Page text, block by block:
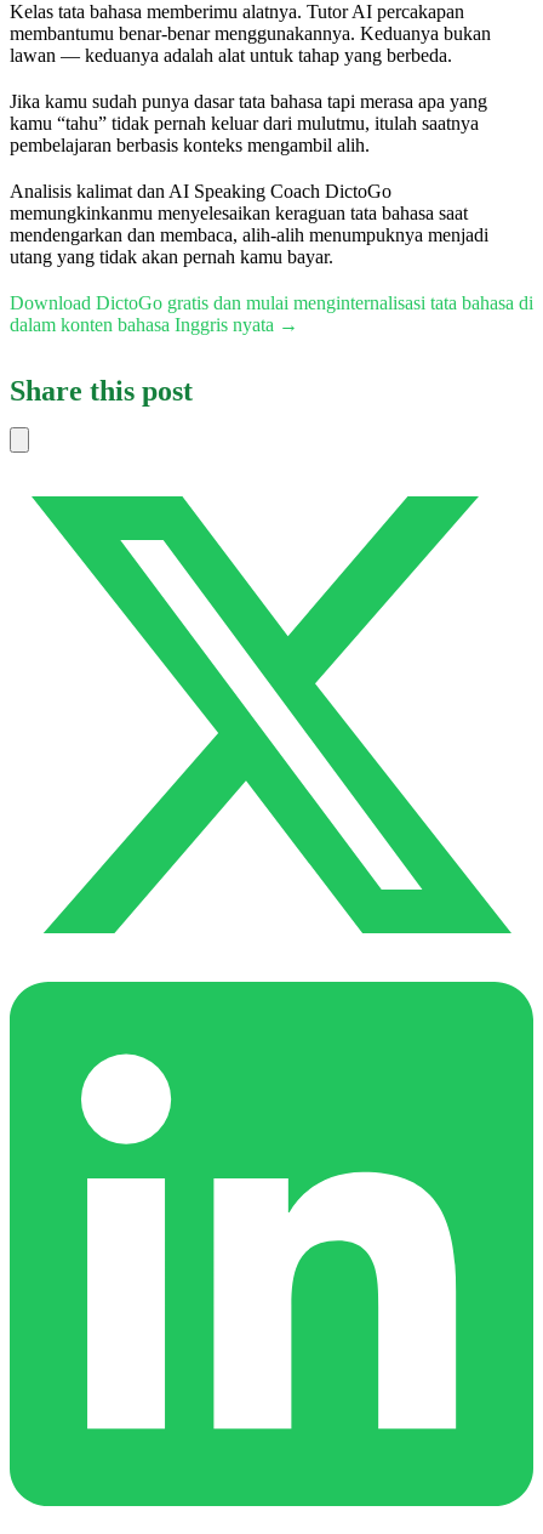
Kelas tata bahasa memberimu alatnya. Tutor AI percakapan
membantumu benar-benar menggunakannya. Keduanya bukan
lawan — keduanya adalah alat untuk tahap yang berbeda.
Jika kamu sudah punya dasar tata bahasa tapi merasa apa yang
kamu “tahu” tidak pernah keluar dari mulutmu, itulah saatnya
pembelajaran berbasis konteks mengambil alih.
Analisis kalimat dan AI Speaking Coach DictoGo
memungkinkanmu menyelesaikan keraguan tata bahasa saat
mendengarkan dan membaca, alih-alih menumpuknya menjadi
utang yang tidak akan pernah kamu bayar.
Download DictoGo gratis dan mulai menginternalisasi tata bahasa di
dalam konten bahasa Inggris nyata →
Share this post